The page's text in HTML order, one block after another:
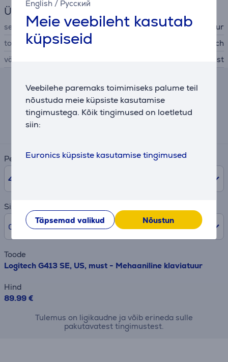
English / Русский
Meie veebileht kasutab
küpsiseid
Veebilehe paremaks toimimiseks palume teil
nõustuda meie küpsiste kasutamise
tingimustega. Kõik tingimused on loetletud
siin:
Euronics küpsiste kasutamise tingimused
Täpsemad valikud Nõustun
Üldine parameeter
seadme tüüp
juhtmega klaviatuur
tootja
Logitech
värv
must
Järelmaksu kalkulaator
Eeldatav igakuine makse
Periood
48
Sissemakse
0% /0 €
Toode
Logitech G413 SE, US, must - Mehaaniline klaviatuur
Hind
89.99 €
Tulemus on ligikaudne ja võib erineda sulle
pakutavatest tingimustest.